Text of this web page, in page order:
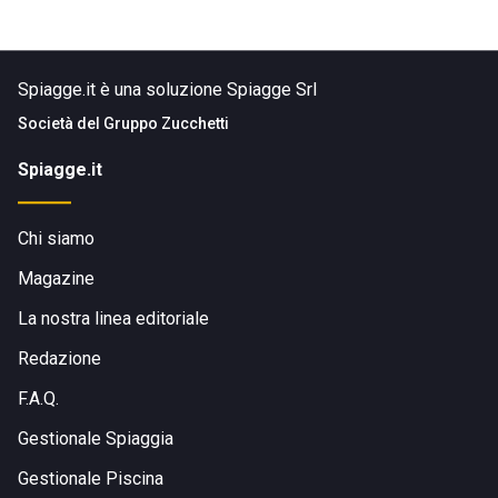
Spiagge.it è una soluzione Spiagge Srl
Società del Gruppo Zucchetti
Spiagge.it
Chi siamo
Magazine
La nostra linea editoriale
Redazione
F.A.Q.
Gestionale Spiaggia
Gestionale Piscina